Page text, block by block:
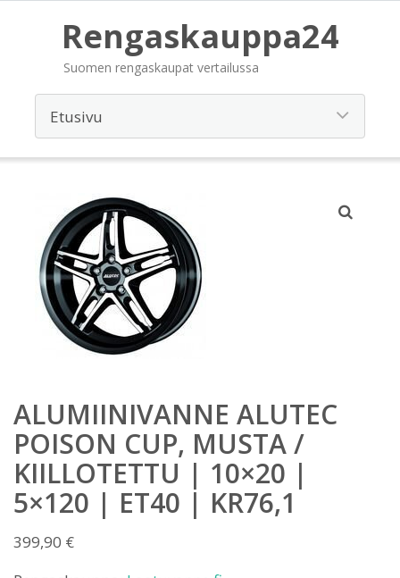
Rengaskauppa24
Suomen rengaskaupat vertailussa
ALUMIINIVANNE ALUTEC
POISON CUP, MUSTA /
KIILLOTETTU | 10×20 |
5×120 | ET40 | KR76,1
399,90 €